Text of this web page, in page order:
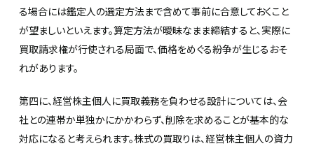
る場合には鑑定人の選定方法まで含めて事前に合意しておくこと
が望ましいといえます。算定方法が曖昧なまま締結すると、実際に
買取請求権が行使される局面で、価格をめぐる紛争が生じるおそ
れがあります。
第四に、経営株主個人に買取義務を負わせる設計については、会
社との連帯か単独かにかかわらず、削除を求めることが基本的な
対応になると考えられます。株式の買取りは、経営株主個人の資力